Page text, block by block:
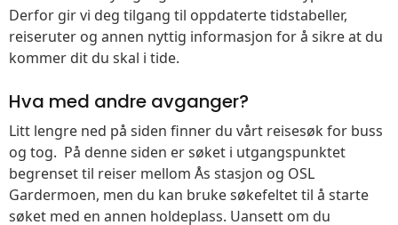
Derfor gir vi deg tilgang til oppdaterte tidstabeller,
reiseruter og annen nyttig informasjon for å sikre at du
kommer dit du skal i tide.
Hva med andre avganger?
Litt lengre ned på siden finner du vårt reisesøk for buss
og tog. På denne siden er søket i utgangspunktet
begrenset til reiser mellom Ås stasjon og OSL
Gardermoen, men du kan bruke søkefeltet til å starte
søket med en annen holdeplass. Uansett om du